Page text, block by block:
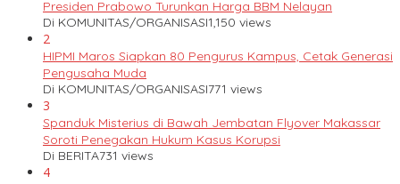
Presiden Prabowo Turunkan Harga BBM Nelayan
Di KOMUNITAS/ORGANISASI1,150 views
2
HIPMI Maros Siapkan 80 Pengurus Kampus, Cetak Generasi
Pengusaha Muda
Di KOMUNITAS/ORGANISASI771 views
3
Spanduk Misterius di Bawah Jembatan Flyover Makassar
Soroti Penegakan Hukum Kasus Korupsi
Di BERITA731 views
4